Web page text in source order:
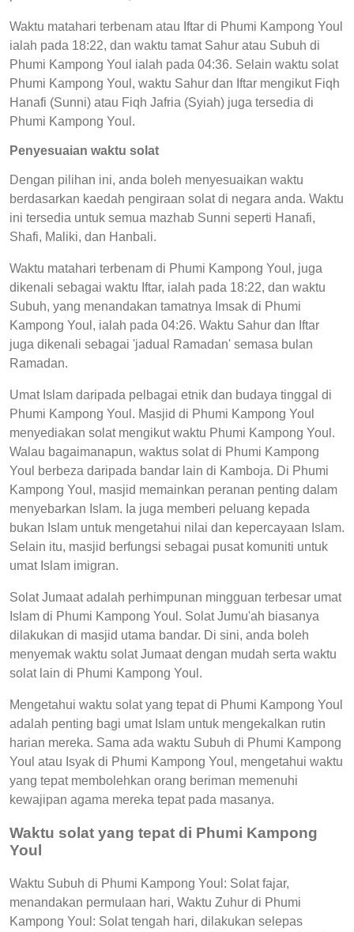
Waktu matahari terbenam atau Iftar di Phumi Kampong Youl
ialah pada 18:22, dan waktu tamat Sahur atau Subuh di
Phumi Kampong Youl ialah pada 04:36. Selain waktu solat
Phumi Kampong Youl, waktu Sahur dan Iftar mengikut Fiqh
Hanafi (Sunni) atau Fiqh Jafria (Syiah) juga tersedia di
Phumi Kampong Youl.
Penyesuaian waktu solat
Dengan pilihan ini, anda boleh menyesuaikan waktu
berdasarkan kaedah pengiraan solat di negara anda. Waktu
ini tersedia untuk semua mazhab Sunni seperti Hanafi,
Shafi, Maliki, dan Hanbali.
Waktu matahari terbenam di Phumi Kampong Youl, juga
dikenali sebagai waktu Iftar, ialah pada 18:22, dan waktu
Subuh, yang menandakan tamatnya Imsak di Phumi
Kampong Youl, ialah pada 04:26. Waktu Sahur dan Iftar
juga dikenali sebagai 'jadual Ramadan' semasa bulan
Ramadan.
Umat Islam daripada pelbagai etnik dan budaya tinggal di
Phumi Kampong Youl. Masjid di Phumi Kampong Youl
menyediakan solat mengikut waktu Phumi Kampong Youl.
Walau bagaimanapun, waktus solat di Phumi Kampong
Youl berbeza daripada bandar lain di Kamboja. Di Phumi
Kampong Youl, masjid memainkan peranan penting dalam
menyebarkan Islam. Ia juga memberi peluang kepada
bukan Islam untuk mengetahui nilai dan kepercayaan Islam.
Selain itu, masjid berfungsi sebagai pusat komuniti untuk
umat Islam imigran.
Solat Jumaat adalah perhimpunan mingguan terbesar umat
Islam di Phumi Kampong Youl. Solat Jumu'ah biasanya
dilakukan di masjid utama bandar. Di sini, anda boleh
menyemak waktu solat Jumaat dengan mudah serta waktu
solat lain di Phumi Kampong Youl.
Mengetahui waktu solat yang tepat di Phumi Kampong Youl
adalah penting bagi umat Islam untuk mengekalkan rutin
harian mereka. Sama ada waktu Subuh di Phumi Kampong
Youl atau Isyak di Phumi Kampong Youl, mengetahui waktu
yang tepat membolehkan orang beriman memenuhi
kewajipan agama mereka tepat pada masanya.
Waktu solat yang tepat di Phumi Kampong
Youl
Waktu Subuh di Phumi Kampong Youl: Solat fajar,
menandakan permulaan hari, Waktu Zuhur di Phumi
Kampong Youl: Solat tengah hari, dilakukan selepas